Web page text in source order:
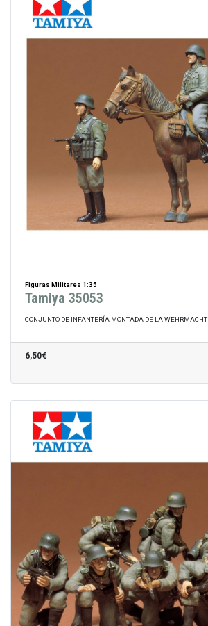
Figuras Militares 1:35
Tamiya 35053
CONJUNTO DE INFANTERÍA MONTADA DE LA WEHRMACHT
6,50€